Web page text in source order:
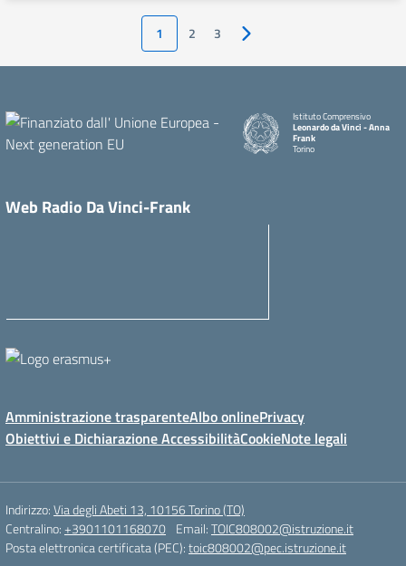
1 2 3 Pagina successiva
Istituto Comprensivo
Leonardo da Vinci - Anna
Frank
Torino
Web Radio Da Vinci-Frank
Amministrazione trasparenteAlbo onlinePrivacy
Obiettivi e Dichiarazione AccessibilitàCookieNote legali
Indirizzo:Via degli Abeti 13, 10156 Torino (TO)
Centralino:+3901101168070 Email:TOIC808002@istruzione.it
Posta elettronica certificata (PEC):toic808002@pec.istruzione.it